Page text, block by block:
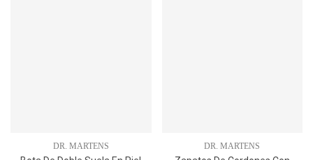
DR. MARTENS DR. MARTENS